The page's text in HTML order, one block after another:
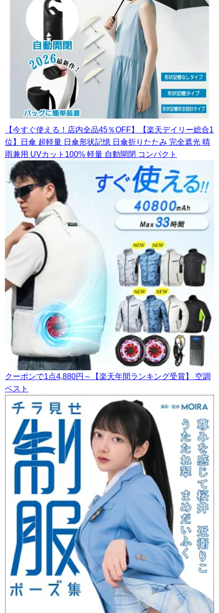
【今すぐ使える！店内全品45％OFF】【楽天デイリー総合1
位】日傘 超軽量 日傘形状記憶 日傘折りたたみ 完全遮光 晴
雨兼用 UVカット100% 軽量 自動開閉 コンパクト
クーポンで1点4,880円～【楽天年間ランキング受賞】 空調
ベスト